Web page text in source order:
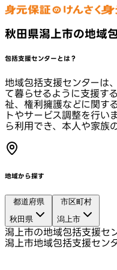
秋田県潟上市の地域
包括支援センターとは？
地域包括支援センターは
て暮らせるように支援す
祉、権利擁護などに関す
トやサービス調整を行い
ら利用でき、本人や家族
地域から探す
都道府県
秋田県
市区町村
潟上市
潟上市の地域包括支援セ
潟上市地域包括支援セン